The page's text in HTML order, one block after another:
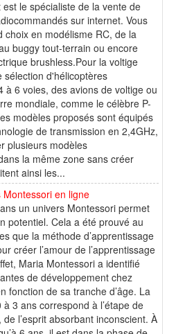
le spécialiste de la vente de
sur internet. Vous
choix en modélisme RC, de la
buggy tout-terrain ou encore
brushless.Pour la voltige
sélection d'hélicoptères
à 6 voies, des avions de voltige ou
mondiale, comme le célèbre P-
modèles proposés sont équipés
de transmission en 2,4GHz,
plusieurs modèles
la même zone sans créer
ainsi les...
en ligne
un univers Montessori permet
potentiel. Cela a été prouvé au
que la méthode d’apprentissage
créer l’amour de l’apprentissage
Maria Montessori a identifié
de développement chez
fonction de sa tranche d’âge. La
à 3 ans correspond à l’étape de
de l’esprit absorbant inconscient. À